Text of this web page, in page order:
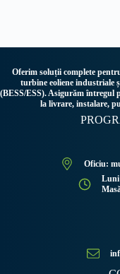
Oferim soluții complete
turbine eoliene industriale
(BESS/ESS). Asigurăm întregul
la livrare, instalare,
Oficiu:
Luni